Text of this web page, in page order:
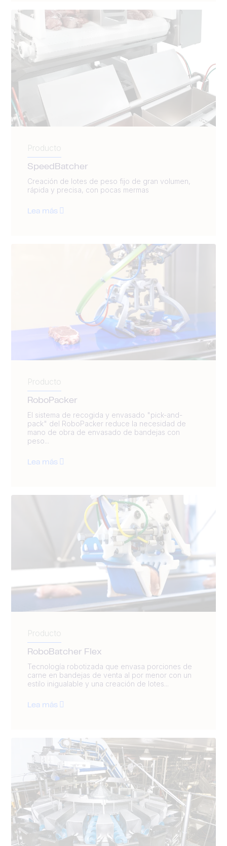
Producto
SpeedBatcher
Creación de lotes de peso fijo de gran volumen,
rápida y precisa, con pocas mermas
Lea más
Producto
RoboPacker
El sistema de recogida y envasado "pick-and-
pack" del RoboPacker reduce la necesidad de
mano de obra de envasado de bandejas con
peso...
Lea más
Producto
RoboBatcher Flex
Tecnología robotizada que envasa porciones de
carne en bandejas de venta al por menor con un
estilo inigualable y una creación de lotes...
Lea más